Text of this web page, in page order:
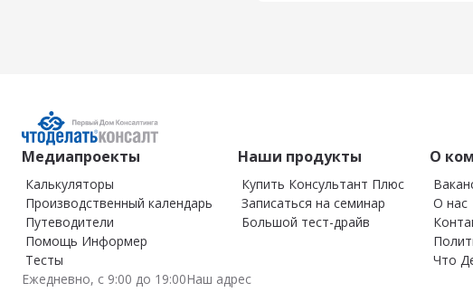
Медиапроекты
Калькуляторы
Производственный календарь
Путеводители
Помощь Информер
Тесты
Наши продукты
Купить Консультант Плюс
Записаться на семинар
Большой тест-драйв
О
О нас
Что
Ежедневно, с 9:00 до 19:00Наш адрес